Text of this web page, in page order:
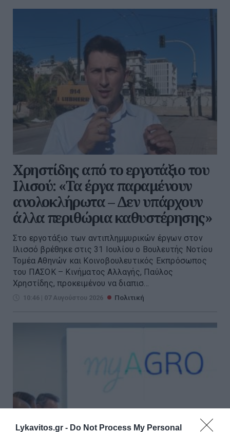
Lykavitos.gr - Do Not Process My Personal
Χρηστίδης από το εργοτάξιο του
Ιλισού: «Τα έργα παραμένουν
ανολοκλήρωτα – Δεν υπάρχουν
άλλα περιθώρια καθυστέρησης»
Στο εργοτάξιο των αντιπλημμυρικών έργων στον
Ιλισσό βρέθηκε στις 31 Ιουλίου ο Βουλευτής Νοτίου
Τομέα Αθηνών και Κοινοβουλευτικός Εκπρόσωπος
του ΠΑΣΟΚ – Κινήματος Αλλαγής, Παύλος
Χρηστίδης, προκειμένου να διαπισ...
10:46 | 07 Αυγούστου 2026 Πολιτική